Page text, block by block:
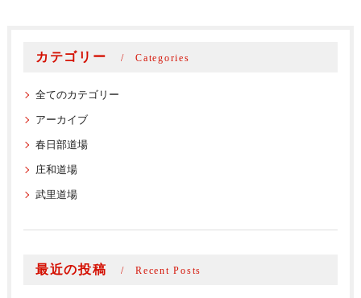
カテゴリー Categories
全てのカテゴリー
アーカイブ
春日部道場
庄和道場
武里道場
最近の投稿 Recent Posts